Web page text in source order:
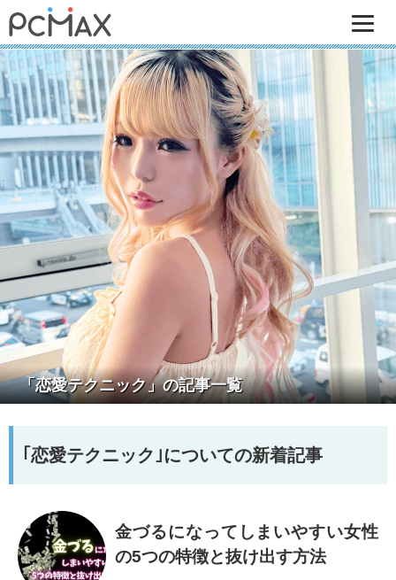
「恋愛テクニック」の記事一覧
｢恋愛テクニック｣についての新着記事
金づるになってしまいやすい女性
の5つの特徴と抜け出す方法